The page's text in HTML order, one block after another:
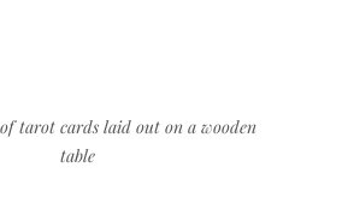
tarot cards laid out on a wooden
table